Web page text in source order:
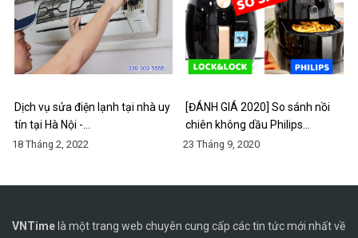
Dịch vụ sửa điện lạnh tại nhà uy
tín tại Hà Nội -…
18 Tháng 2, 2022
[ĐÁNH GIÁ 2020] So sánh nồi
chiên không dầu Philips…
23 Tháng 9, 2020
VNTime là một trang web chuyên cung cấp các tin tức mới nhất về